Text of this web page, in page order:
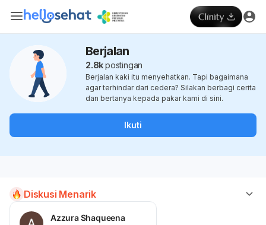
Berjalan
2.8kpostingan
Berjalan kaki itu menyehatkan. Tapi bagaimana
agar terhindar dari cedera? Silakan berbagi cerita
dan bertanya kepada pakar kami di sini.
Ikuti
Diskusi Menarik
Azzura Shaqueena